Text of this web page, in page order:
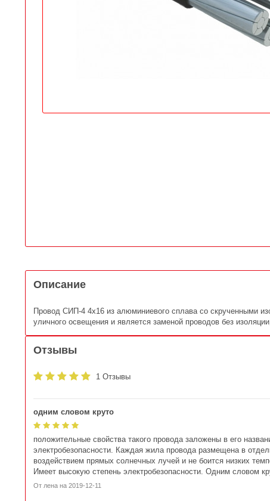
Описание
Провод СИП-4 4х16 из алюминиевого сплава со скрученными
уличного освещения и является заменой проводов без
Отзывы
1 Отзывы
одним словом круто
положительные свойства такого провода заложены в его
электробезопасности. Каждая жила провода размещена в
воздействием прямых солнечных лучей и не боится низких
Имеет высокую степень электробезопасности. Одним словом
От лена на 2019-12-11